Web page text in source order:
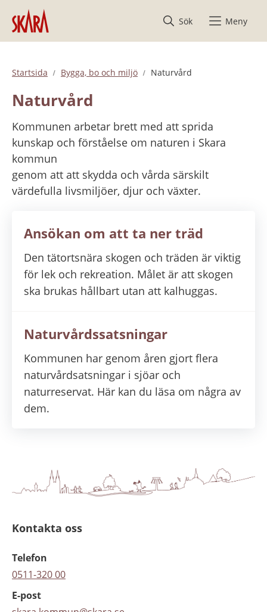
Hoppa till innehåll
Sök
Meny
Startsida Bygga, bo och miljö Naturvård
Naturvård
Kommunen arbetar brett med att sprida
kunskap och förståelse om naturen i Skara
kommun
genom att att skydda och vårda särskilt
värdefulla livsmiljöer, djur och växter.
Ansökan om att ta ner träd
Den tätortsnära skogen och träden är viktig
för lek och rekreation. Målet är att skogen
ska brukas hållbart utan att kalhuggas.
Naturvårdssatsningar
Kommunen har genom åren gjort flera
naturvårdsatsningar i sjöar och
naturreservat. Här kan du läsa om några av
dem.
Kontakta oss
Telefon
0511-320 00
E-post